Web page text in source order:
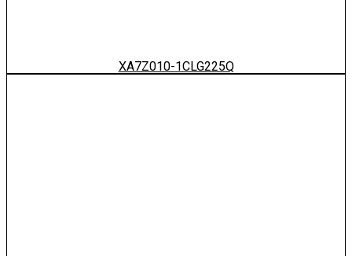
XA7Z010-1CLG225Q